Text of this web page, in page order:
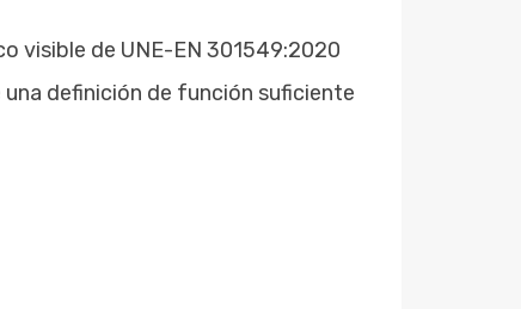
visible de UNE-EN 301549:2020
definición de función suficiente